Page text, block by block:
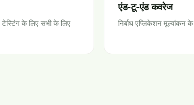
के लिए सभी के लिए
एंड-टू-एंड कवरेज
निर्बाध एप्लिकेशन